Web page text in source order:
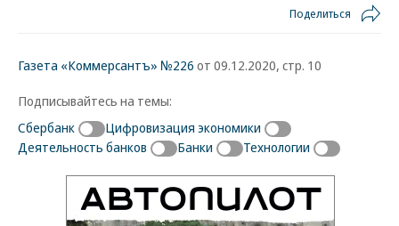
Поделиться
Газета «Коммерсантъ» №226 от 09.12.2020, стр. 10
Подписывайтесь на темы:
Сбербанк
Цифровизация экономики
Деятельность банков
Банки Технологии